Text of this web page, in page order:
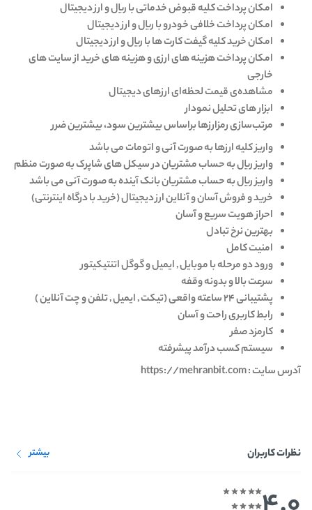
امکان پرداخت کلیه قبوض خدماتی با ریال و ارز دیجیتال
امکان پرداخت خلافی خودرو با ریال و ارز دیجیتال
امکان خرید کلیه گیفت کارت ها با ریال و ارز دیجیتال
امکان پرداخت هزینه های ارزی و هزینه های خرید از سایت های
خارجی
مشاهده‌ی قیمت لحظه‌ای ارزهای دیجیتال
ابزار های تحلیل نمودار
مرتب‌سازی رمزارزها براساس بیشترین سود، بیشترین ضرر
واریز کلیه ارزها به صورت آنی و اتومات می باشد
واریز ریال به حساب مشتریان در سیکل های شاپرک به صورت منظم
واریز ریال به حساب مشتریان بانک آینده به صورت آنی می باشد
خرید و فروش آسان و آنلاین ارز دیجیتال (خرید با درگاه اینترنتی)
احراز هویت سریع و آسان
بهترین نرخ تبادل
امنیت کامل
ورود دو مرحله با موبایل , ایمیل و گوگل اتنتیکیتور
سرعت بالا و بدونه وقفه
پشتیبانی ۲۴ ساعته واقعی (تیکت , ایمیل , تلفن و چت آنلاین )
رابط کاربری راحت و آسان
کارمزد صفر
سیستم کسب درآمد پیشرفته
آدرس سایت : https://mehranbit.com
نظرات کاربران بیشتر